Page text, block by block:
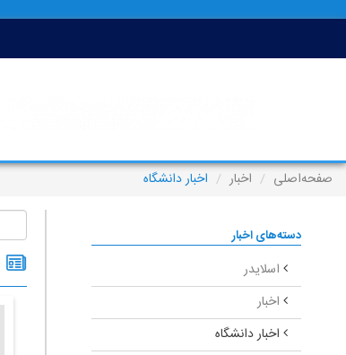
صفحه‌اصلی اخبار اخبار دانشگاه
دسته‌های اخبار
اسلایدر
اخبار
اخبار دانشگاه